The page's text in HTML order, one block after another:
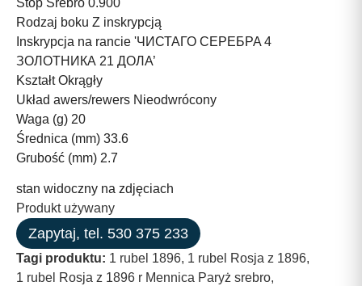
Rodzaj boku Z inskrypcją
Inskrypcja na rancie 'ЧИСТАГО CEPEБPA 4
ЗОЛОТНИКА 21 ДOЛА’
Kształt Okrągły
Układ awers/rewers Nieodwrócony
Waga (g) 20
Średnica (mm) 33.6
Grubość (mm) 2.7
stan widoczny na zdjęciach
Produkt używany
Zapytaj, tel. 530 375 233
Tagi produktu: 1 rubel 1896, 1 rubel Rosja z 1896,
1 rubel Rosja z 1896 r Mennica Paryż srebro,